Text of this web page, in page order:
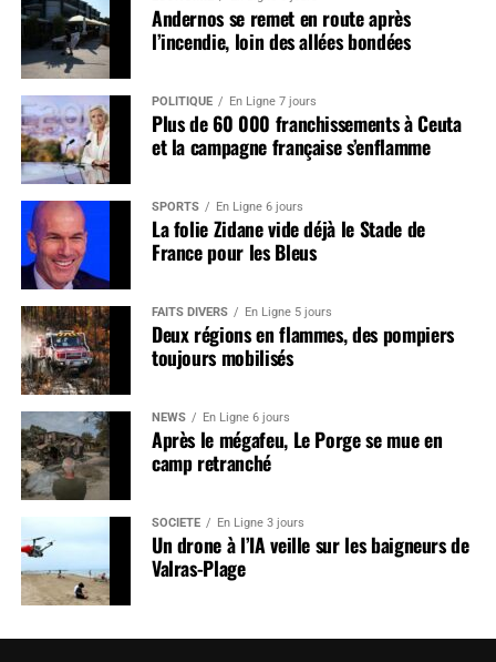
Andernos se remet en route après
l’incendie, loin des allées bondées
POLITIQUE En Ligne 7 jours
Plus de 60 000 franchissements à Ceuta
et la campagne française s’enflamme
SPORTS En Ligne 6 jours
La folie Zidane vide déjà le Stade de
France pour les Bleus
FAITS DIVERS En Ligne 5 jours
Deux régions en flammes, des pompiers
toujours mobilisés
NEWS En Ligne 6 jours
Après le mégafeu, Le Porge se mue en
camp retranché
SOCIÉTÉ En Ligne 3 jours
Un drone à l’IA veille sur les baigneurs de
Valras-Plage